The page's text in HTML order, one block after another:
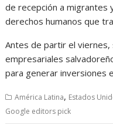
de recepción a migrantes
derechos humanos que
Antes de partir el viernes,
empresariales
para generar inversiones
América Latina, Estados
Google editors pick